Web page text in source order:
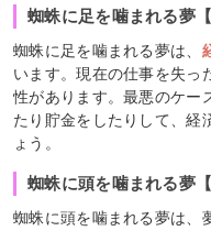
蜘蛛に足を噛まれる夢【
蜘蛛に足を噛まれる夢は、
います。現在の仕事を失っ
性があります。最悪のケー
たり貯金をしたりして、経
ょう。
蜘蛛に頭を噛まれる夢【
蜘蛛に頭を噛まれる夢は、